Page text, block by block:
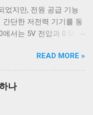
켜져 있으면 터미널은
다. 즉, Unix에서도
, 다음 줄의 처음으로 이
일을 출력해야 할 경우,
, \t )를...
다. 기존 Type B 컨넥터
없는 구조로 돼있기 때
는 컨넥터 모양만으로도
는 상황이 다르다. 상하
선을 연결할 수 있는
2.0 케이블인지 USB
었지만, 전원 공급 기능
간단한 저전력 기기를 동
에서는 5V 전압과 0.5A의
한 데이터 통신을 하는
이지, USB를 전원 공급
라서 저전력 기기가 아
원 공급을 필요로 했고,
도했던 기능이 아닌 일
READ MORE »
나